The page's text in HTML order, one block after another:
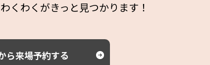
くわくがきっと見つかります！
ら来場予約する